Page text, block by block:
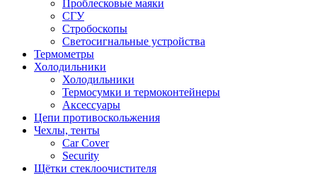
Проблесковые маяки
СГУ
Стробоскопы
Светосигнальные устройства
Термометры
Холодильники
Холодильники
Термосумки и термоконтейнеры
Аксессуары
Цепи противоскольжения
Чехлы, тенты
Car Cover
Security
Щётки стеклоочистителя